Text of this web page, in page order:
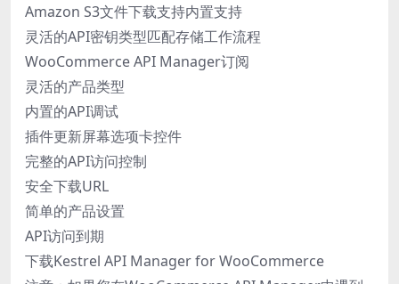
Amazon S3文件下载支持内置支持
灵活的API密钥类型匹配存储工作流程
WooCommerce API Manager订阅
灵活的产品类型
内置的API调试
插件更新屏幕选项卡控件
完整的API访问控制
安全下载URL
简单的产品设置
API访问到期
下载Kestrel API Manager for WooCommerce